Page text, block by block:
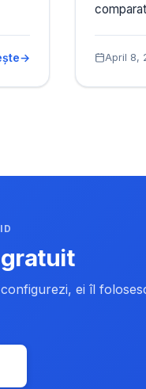
April 8,
gratuit
ei îl